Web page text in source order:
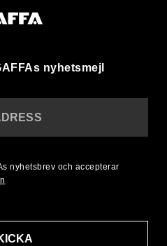
nyhetsmejl
nyhetsbrev och accepterar